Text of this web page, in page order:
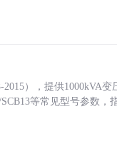
），提供1000kVA
等常见型号参数，